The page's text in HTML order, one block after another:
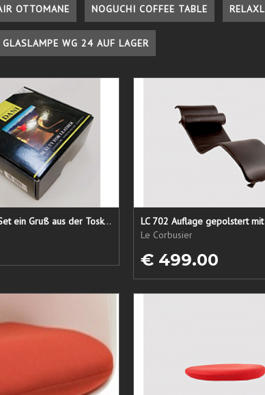
OTTOMANE NOGUCHI COFFEE TABLE
GLASLAMPE WG 24 AUF LAGER
Lederpflege-Set ein Gruß aus der Toskana...
LC 702 Auflage gepolstert
Le Corbusier
€ 499.00